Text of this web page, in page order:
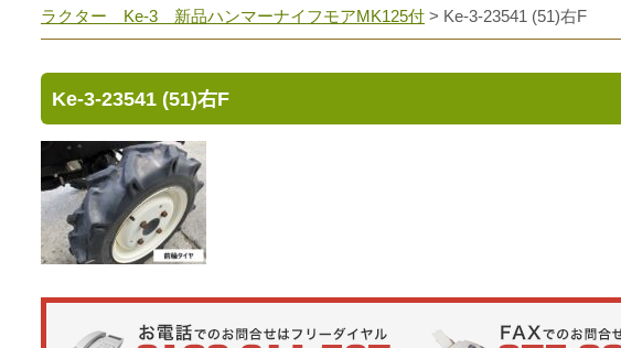
ラクター Ke-3 新品ハンマーナイフモアMK125付 > Ke-3-23541 (51)右F
Ke-3-23541 (51)右F